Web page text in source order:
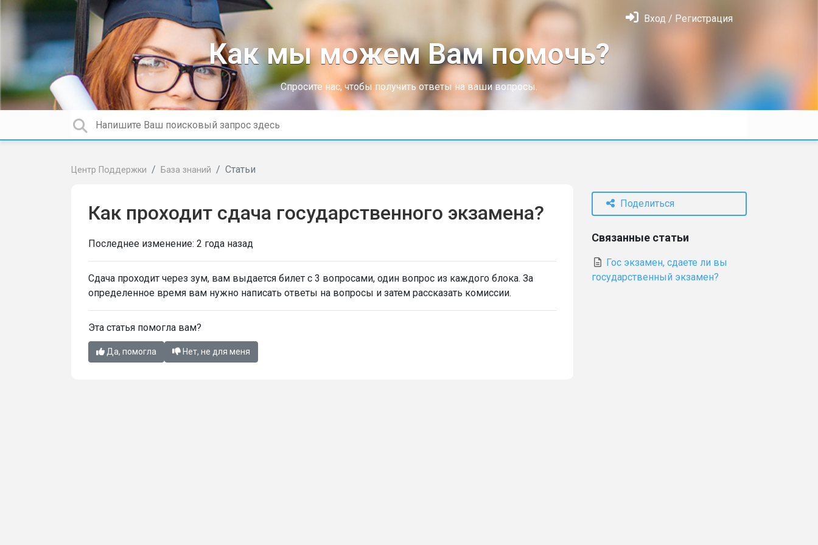
Вход / Регистрация
Как мы можем Вам помочь?
Спросите нас, чтобы получить ответы на ваши вопросы.
Центр Поддержки База знаний Статьи
Как проходит сдача государственного экзамена?
Последнее изменение: 2 года назад
Сдача проходит через зум, вам выдается билет с 3 вопросами, один вопрос из каждого блока. За
определенное время вам нужно написать ответы на вопросы и затем рассказать комиссии.
Эта статья помогла вам?
Да, помогла Нет, не для меня
Поделиться
Связанные статьи
Гос экзамен, сдаете ли вы
государственный экзамен?